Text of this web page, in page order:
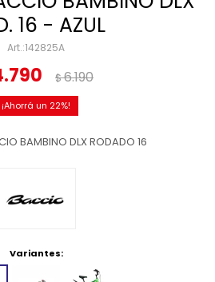
16 - AZUL
142825A
$6.190
22
BAMBINO DLX RODADO 16
Variantes: